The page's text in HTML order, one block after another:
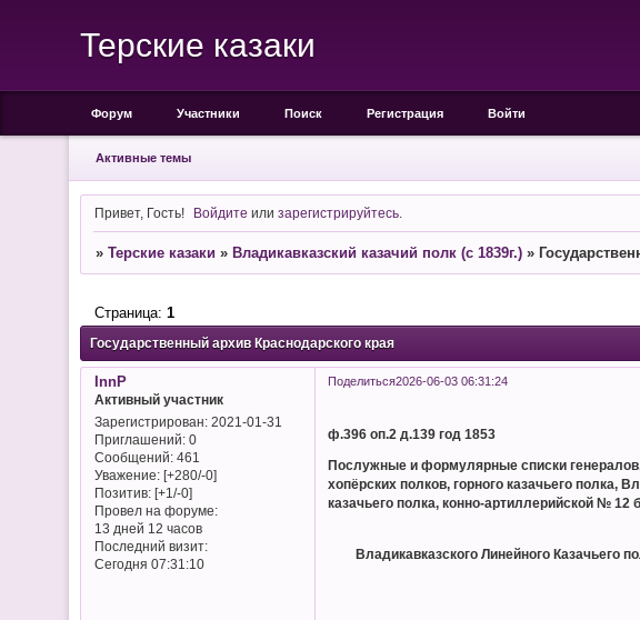
Терские казаки
Форум Участники Поиск Регистрация Войти
Активные темы
Привет, Гость! Войдите илизарегистрируйтесь
» Терские казаки » Владикавказский казачий полк (с 1839г.) »
Государственный архив Краснодарского края
Страница: 1
Поделиться2026-06-03 06:31:24
InnP
Активный участник
Зарегистрирован: 2021-01-31
Приглашений:0
Сообщений:461
Уважение: [+280/-0]
Позитив: [+1/-0]
Провел на форуме:
13 дней 12 часов
Последний визит:
Сегодня 07:31:10
ф.396 оп.2 д.139 год 1853
Послужные и формулярные списки генералов,
хопёрских полков, горного казачьего полка,
казачьего полка, конно-артиллерийской № 12
Владикавказского Линейного